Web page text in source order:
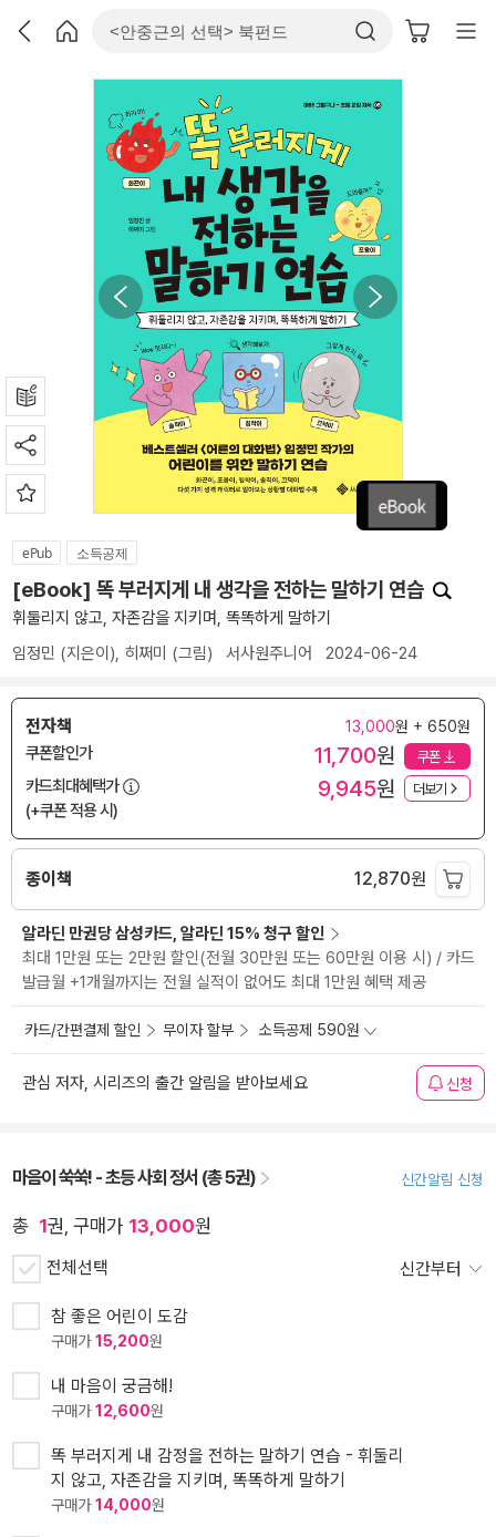
ePub 소득공제
[eBook] 똑 부러지게 내 생각을 전하는 말하기 연습
휘둘리지 않고, 자존감을 지키며, 똑똑하게 말하기
임정민 (지은이), 히쩌미 (그림) 서사원주니어 2024-06-24
전자책 13,000원 + 650원
쿠폰할인가 11,700원 쿠폰
카드최대혜택가
(+쿠폰 적용 시)
9,945원 더보기
종이책 12,870원
알라딘 만권당 삼성카드, 알라딘 15% 청구 할인
최대 1만원 또는 2만원 할인(전월 30만원 또는 60만원 이용 시) / 카드
발급월 +1개월까지는 전월 실적이 없어도 최대 1만원 혜택 제공
카드/간편결제 할인 무이자 할부 소득공제 590원
관심 저자, 시리즈의 출간 알림을 받아보세요 신청
마음이 쑥쑥! - 초등 사회 정서 (총 5권) 신간알림 신청
총 1권, 구매가 13,000원
전체선택 신간부터
참 좋은 어린이 도감
구매가15,200원
내 마음이 궁금해!
구매가12,600원
똑 부러지게 내 감정을 전하는 말하기 연습 - 휘둘리
지 않고, 자존감을 지키며, 똑똑하게 말하기
구매가14,000원